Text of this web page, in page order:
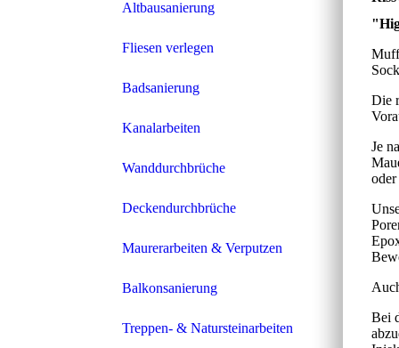
Altbausanierung
Fliesen verlegen
Badsanierung
Kanalarbeiten
Wanddurchbrüche
Deckendurchbrüche
Maurerarbeiten & Verputzen
Balkonsanierung
Treppen- & Natursteinarbeiten
Die
Je
Bei